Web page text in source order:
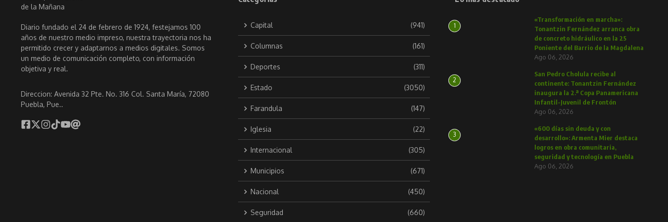
Diario fundado el 24 de febrero de 1924, festejamos 100
años de nuestro medio impreso, nuestra trayectoria nos ha
permitido crecer y adaptarnos a medios digitales. Somos
un medio de comunicación completo, con información
objetiva y real.
Direccion: Avenida 32 Pte. No. 316 Col. Santa María, 72080
Puebla, Pue..
Capital (941)
Columnas (161)
Deportes (311)
Estado (3050)
Farandula (147)
Iglesia (22)
Internacional (305)
Municipios (671)
Nacional (450)
Seguridad (660)
1
«Transformación en marcha»:
Tonantzin Fernández arranca obra
de concreto hidráulico en la 25
Poniente del Barrio de la Magdalena
Ago 06, 2026
2
San Pedro Cholula recibe al
continente: Tonantzin Fernández
inaugura la 2.ª Copa Panamericana
Infantil-Juvenil de Frontón
Ago 06, 2026
3
«600 días sin deuda y con
desarrollo»: Armenta Mier destaca
logros en obra comunitaria,
seguridad y tecnología en Puebla
Ago 06, 2026